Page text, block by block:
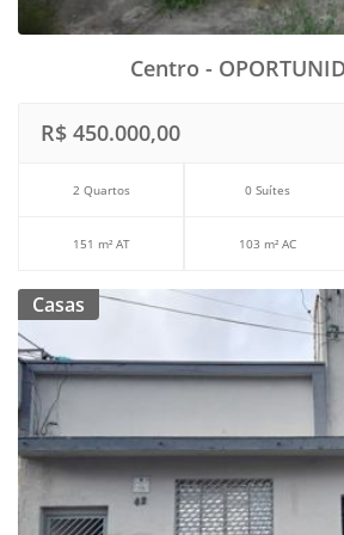
Centro -
R$ 450.000,00
2 Quartos 0 Suítes
151 m² AT 103 m² AC
Casas